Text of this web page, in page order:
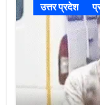
उत्तर प्रदेश